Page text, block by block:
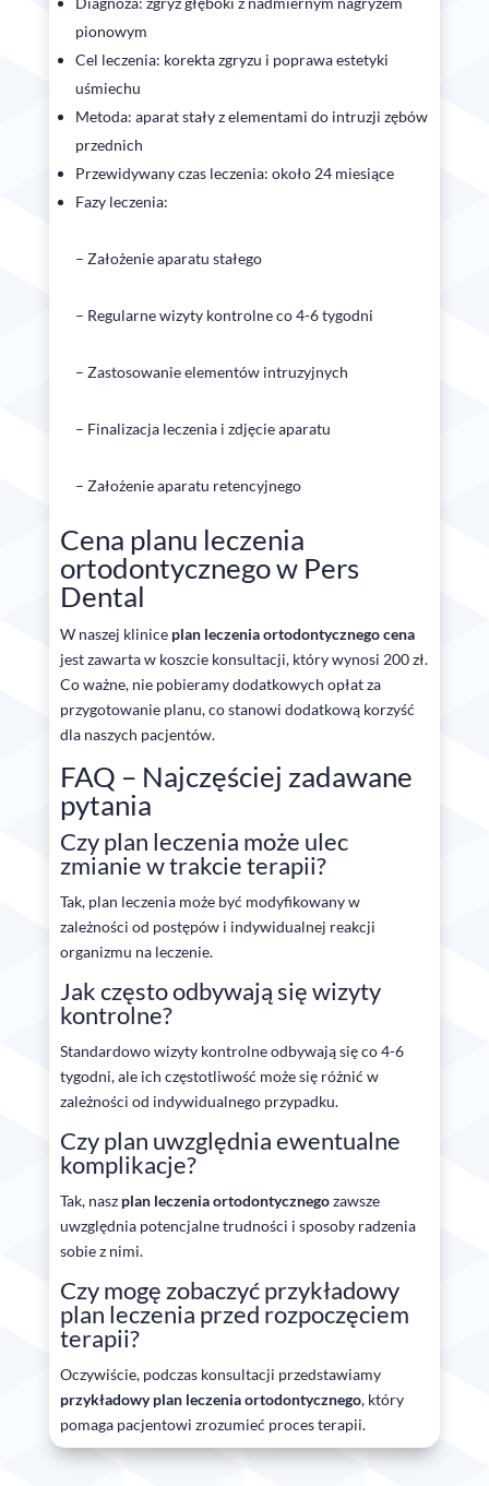
pionowym
Cel leczenia: korekta zgryzu i poprawa estetyki
uśmiechu
Metoda: aparat stały z elementami do intruzji zębów
przednich
Przewidywany czas leczenia: około 24 miesiące
Fazy leczenia:
– Założenie aparatu stałego
– Regularne wizyty kontrolne co 4-6 tygodni
– Zastosowanie elementów intruzyjnych
– Finalizacja leczenia i zdjęcie aparatu
– Założenie aparatu retencyjnego
Cena planu leczenia
ortodontycznego w Pers
Dental
W naszej klinice plan leczenia ortodontycznego cena
jest zawarta w koszcie konsultacji, który wynosi 200 zł.
Co ważne, nie pobieramy dodatkowych opłat za
przygotowanie planu, co stanowi dodatkową korzyść
dla naszych pacjentów.
FAQ – Najczęściej zadawane
pytania
Czy plan leczenia może ulec
zmianie w trakcie terapii?
Tak, plan leczenia może być modyfikowany w
zależności od postępów i indywidualnej reakcji
organizmu na leczenie.
Jak często odbywają się wizyty
kontrolne?
Standardowo wizyty kontrolne odbywają się co 4-6
tygodni, ale ich częstotliwość może się różnić w
zależności od indywidualnego przypadku.
Czy plan uwzględnia ewentualne
komplikacje?
Tak, nasz plan leczenia ortodontycznegozawsze
uwzględnia potencjalne trudności i sposoby radzenia
sobie z nimi.
Czy mogę zobaczyć przykładowy
plan leczenia przed rozpoczęciem
terapii?
Oczywiście, podczas konsultacji przedstawiamy
przykładowy plan leczenia ortodontycznego, który
pomaga pacjentowi zrozumieć proces terapii.